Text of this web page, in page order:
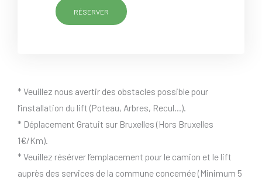
RÉSERVER
* Veuillez nous avertir des obstacles possible pour
l’installation du lift (Poteau, Arbres, Recul…).
* Déplacement Gratuit sur Bruxelles (Hors Bruxelles
1€/Km).
* Veuillez résérver l’emplacement pour le camion et le lift
auprès des services de la commune concernée (Minimum 5